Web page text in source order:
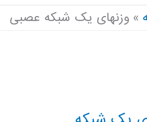
اصلی
وزنهای یک شبکه عصبی